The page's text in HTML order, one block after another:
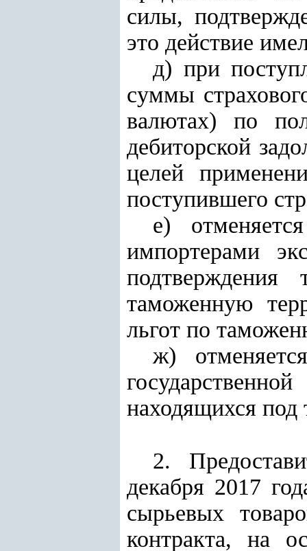
силы,
это действие
д) при
суммы
валютах) по
дебиторской
целей
поступившего
е)
импортерами
таможенную
льгот по
ж)
находящихся
2.
декабря 2017
сырьевых
контракта, на